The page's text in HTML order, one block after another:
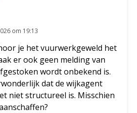
om 19:13
je het vuurwerkgeweld het
er ook geen melding van
wordt onbekend is.
dat de wijkagent
niet structureel is. Misschien